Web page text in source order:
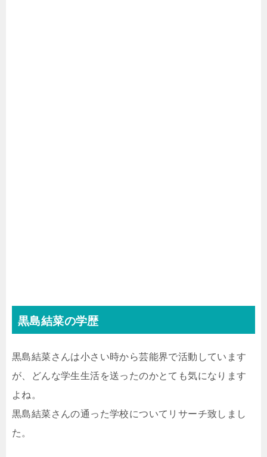
黒島結菜の学歴
黒島結菜さんは小さい時から芸能界で活動しています
が、どんな学生生活を送ったのかとても気になります
よね。
黒島結菜さんの通った学校についてリサーチ致しまし
た。